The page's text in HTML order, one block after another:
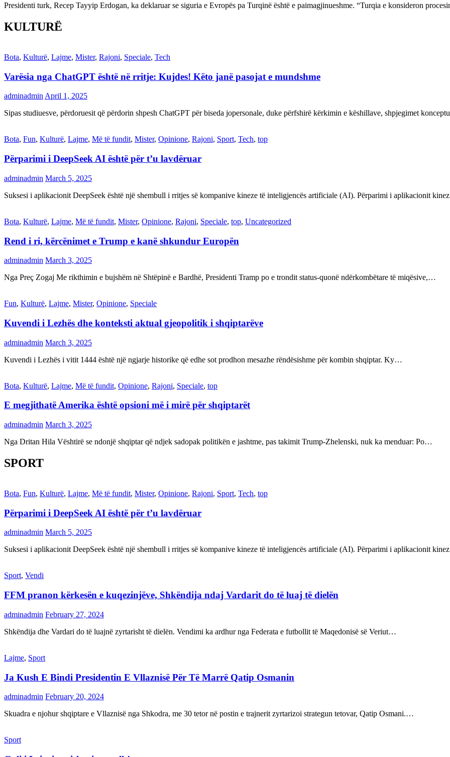
Presidenti turk, Recep Tayyip Erdogan, ka deklaruar se siguria e Evropës pa Turqinë është e paimagjinueshme. “Turqia e konsideron
KULTURË
Bota, Kulturë, Lajme, Mister, Rajoni, Speciale, Tech
Varësia nga ChatGPT është në rritje: Kujdes! Këto janë pasojat e mundshme
adminadmin April 1, 2025
Sipas studiuesve, përdoruesit që përdorin shpesh ChatGPT për biseda jopersonale, duke përfshirë kërkimin e këshillave, shpjegimet
Bota, Fun, Kulturë, Lajme, Më të fundit, Mister, Opinione, Rajoni, Sport, Tech, top
Përparimi i DeepSeek AI është për t’u lavdëruar
adminadmin March 5, 2025
Suksesi i aplikacionit DeepSeek është një shembull i rritjes së kompanive kineze të inteligjencës artificiale (AI). Përparimi i aplikacionit
Bota, Kulturë, Lajme, Më të fundit, Mister, Opinione, Rajoni, Speciale, top, Uncategorized
Rend i ri, kërcënimet e Trump e kanë shkundur Europën
adminadmin March 3, 2025
Nga Preç Zogaj Me rikthimin e bujshëm në Shtëpinë e Bardhë, Presidenti Tramp po e trondit status-quonë ndërkombëtare të miqësive,…
Fun, Kulturë, Lajme, Mister, Opinione, Speciale
Kuvendi i Lezhës dhe konteksti aktual gjeopolitik i shqiptarëve
adminadmin March 3, 2025
Kuvendi i Lezhës i vitit 1444 është një ngjarje historike që edhe sot prodhon mesazhe rëndësishme për kombin shqiptar. Ky…
Bota, Kulturë, Lajme, Më të fundit, Opinione, Rajoni, Speciale, top
E megjithatë Amerika është opsioni më i mirë për shqiptarët
adminadmin March 3, 2025
Nga Dritan Hila Vështirë se ndonjë shqiptar që ndjek sadopak politikën e jashtme, pas takimit Trump-Zhelenski, nuk ka menduar: Po…
SPORT
Bota, Fun, Kulturë, Lajme, Më të fundit, Mister, Opinione, Rajoni, Sport, Tech, top
Përparimi i DeepSeek AI është për t’u lavdëruar
adminadmin March 5, 2025
Suksesi i aplikacionit DeepSeek është një shembull i rritjes së kompanive kineze të inteligjencës artificiale (AI). Përparimi i aplikacionit
Sport, Vendi
FFM pranon kërkesën e kuqezinjëve, Shkëndija ndaj Vardarit do të luaj të dielën
adminadmin February 27, 2024
Shkëndija dhe Vardari do të luajnë zyrtarisht të dielën. Vendimi ka ardhur nga Federata e futbollit të Maqedonisë së Veriut…
Lajme, Sport
Ja Kush E Bindi Presidentin E Vllaznisë Për Të Marrë Qatip Osmanin
adminadmin February 20, 2024
Skuadra e njohur shqiptare e Vllaznisë nga Shkodra, me 30 tetor në postin e trajnerit zyrtarizoi strategun tetovar, Qatip Osmani.…
Sport